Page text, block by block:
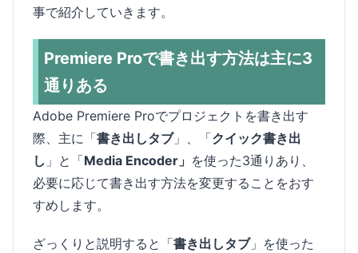
事で紹介していきます。
Premiere Proで書き出す方法は主に3
通りある
Adobe Premiere Proでプロジェクトを書き出す
際、主に「書き出しタブ」、「クイック書き出
し 」と「Media Encoder」 を使った3通りあり、
必要に応じて書き出す方法を変更することをおす
すめします。
ざっくりと説明すると「書き出しタブ」を使った